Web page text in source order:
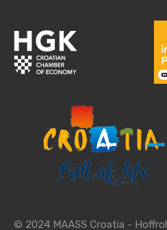
© 2024 MAASS Croatia -